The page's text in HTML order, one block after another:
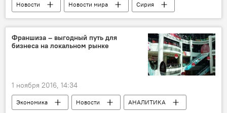
Новости Новости мира
Сирия
Пресс-секретарь Управления Верховного комиссара ООН по правам человека Равина Шамдасани
Военные преступления
Франшиза – выгодный путь для
бизнеса на локальном рынке
1 ноября 2016, 14:34
Экономика Новости
АНАЛИТИКА